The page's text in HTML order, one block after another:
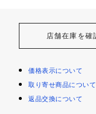
店舗在庫を確
価格表示について
取り寄せ商品について
返品交換について